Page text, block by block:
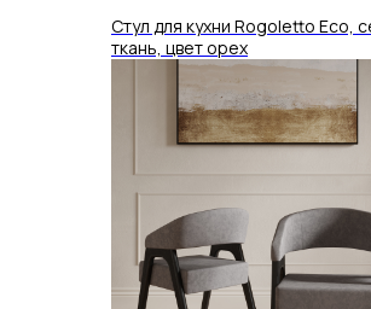
Стул для кухни Rogoletto Eco,
ткань, цвет орех